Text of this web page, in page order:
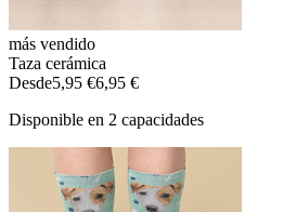
más vendido
Taza cerámica
Desde5,95 €6,95 €
Disponible en 2 capacidades